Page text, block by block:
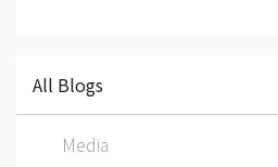
All Blogs
Media